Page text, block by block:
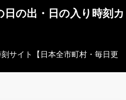
日の出・日の入り時刻カ
サイト【日本全市町村・毎日更